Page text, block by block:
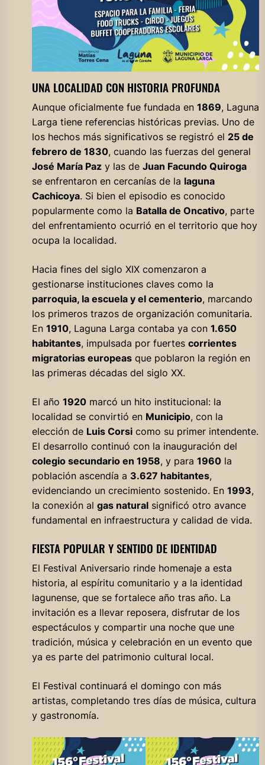
UNA LOCALIDAD CON HISTORIA PROFUNDA
Aunque oficialmente fue fundada en 1869, Laguna
Larga tiene referencias históricas previas. Uno de
los hechos más significativos se registró el 25 de
febrero de 1830, cuando las fuerzas del general
José María Pazy las de Juan Facundo Quiroga
se enfrentaron en cercanías de la laguna
Cachicoya. Si bien el episodio es conocido
popularmente como la Batalla de Oncativo, parte
del enfrentamiento ocurrió en el territorio que hoy
ocupa la localidad.
Hacia fines del siglo XIX comenzaron a
gestionarse instituciones claves como la
parroquia, la escuela y el cementerio, marcando
los primeros trazos de organización comunitaria.
En 1910, Laguna Larga contaba ya con 1.650
habitantes, impulsada por fuertes corrientes
migratorias europeasque poblaron la región en
las primeras décadas del siglo XX.
El año 1920marcó un hito institucional: la
localidad se convirtió en Municipio, con la
elección de Luis Corsicomo su primer intendente.
El desarrollo continuó con la inauguración del
colegio secundario en 1958, y para 1960la
población ascendía a 3.627 habitantes,
evidenciando un crecimiento sostenido. En 1993,
la conexión al gas naturalsignificó otro avance
fundamental en infraestructura y calidad de vida.
FIESTA POPULAR Y SENTIDO DE IDENTIDAD
El Festival Aniversario rinde homenaje a esta
historia, al espíritu comunitario y a la identidad
lagunense, que se fortalece año tras año. La
invitación es a llevar reposera, disfrutar de los
espectáculos y compartir una noche que une
tradición, música y celebración en un evento que
ya es parte del patrimonio cultural local.
El Festival continuará el domingo con más
artistas, completando tres días de música, cultura
y gastronomía.